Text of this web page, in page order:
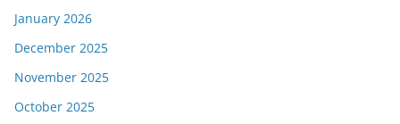
January 2026
December 2025
November 2025
October 2025